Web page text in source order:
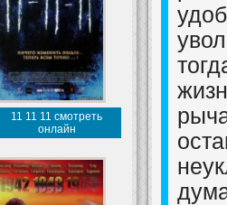
11 11 11 смотреть
онлайн